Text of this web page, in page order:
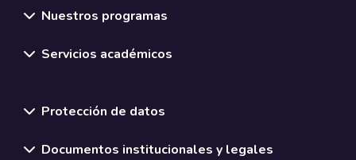
Nuestros programas
Servicios académicos
Protección de datos
Documentos institucionales y legales